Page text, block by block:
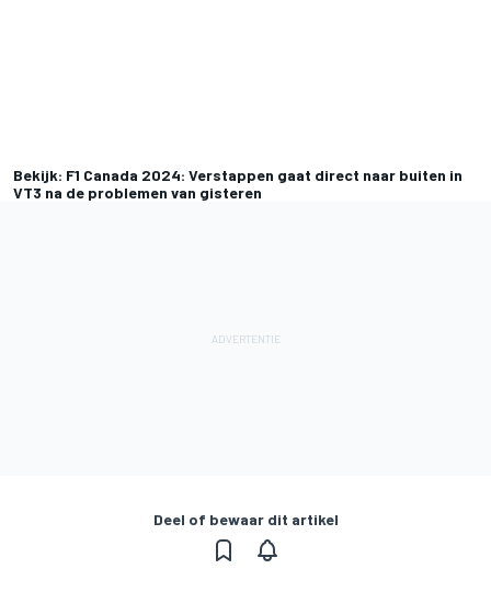
Bekijk: F1 Canada 2024: Verstappen gaat direct naar buiten in
VT3 na de problemen van gisteren
Deel of bewaar dit artikel